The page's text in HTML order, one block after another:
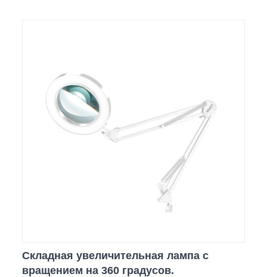
Складная увеличительная лампа с
вращением на 360 градусов.